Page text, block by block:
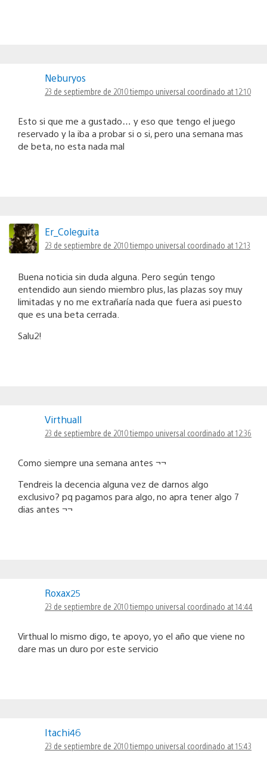
Neburyos
23 de septiembre de 2010 tiempo universal coordinado at 12:10
Esto si que me a gustado… y eso que tengo el juego
reservado y la iba a probar si o si, pero una semana mas
de beta, no esta nada mal
Er_Coleguita
23 de septiembre de 2010 tiempo universal coordinado at 12:13
Buena noticia sin duda alguna. Pero según tengo
entendido aun siendo miembro plus, las plazas soy muy
limitadas y no me extrañaría nada que fuera asi puesto
que es una beta cerrada.
Salu2!
Virthuall
23 de septiembre de 2010 tiempo universal coordinado at 12:36
Como siempre una semana antes ¬¬
Tendreis la decencia alguna vez de darnos algo
exclusivo? pq pagamos para algo, no apra tener algo 7
dias antes ¬¬
Roxax25
23 de septiembre de 2010 tiempo universal coordinado at 14:44
Virthual lo mismo digo, te apoyo, yo el año que viene no
dare mas un duro por este servicio
Itachi46
23 de septiembre de 2010 tiempo universal coordinado at 15:43